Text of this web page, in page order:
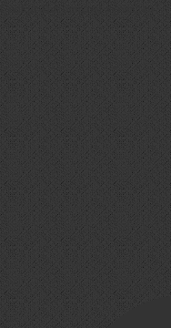
Cookie-Zustimmung verwalten